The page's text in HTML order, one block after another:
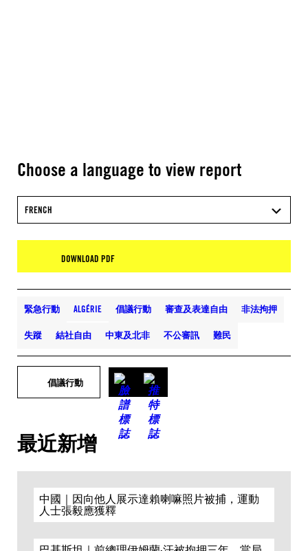
Choose a language to view report
FRENCH
DOWNLOAD PDF
緊急行動 ALGÉRIE 倡議行動 審查及表達自由 非法拘押
失蹤 結社自由 中東及北非 不公審訊 難民
倡議行動
最近新增
中國｜因向他人展示達賴喇嘛照片被捕，運動
人士張毅應獲釋